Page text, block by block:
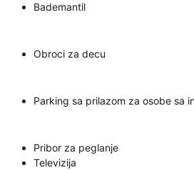
Bademantil
Obroci za decu
Parking sa prilazom za osobe sa
Pribor za peglanje
Televizija